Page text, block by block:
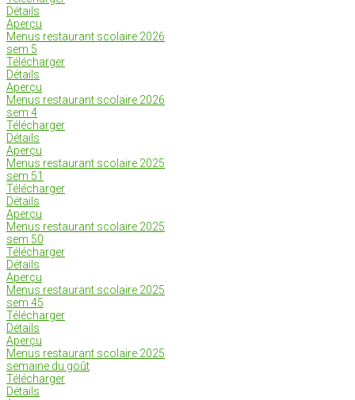
Détails
Aperçu
Menus restaurant scolaire 2026
sem 5
Télécharger
Détails
Aperçu
Menus restaurant scolaire 2026
sem 4
Télécharger
Détails
Aperçu
Menus restaurant scolaire 2025
sem 51
Télécharger
Détails
Aperçu
Menus restaurant scolaire 2025
sem 50
Télécharger
Détails
Aperçu
Menus restaurant scolaire 2025
sem 45
Télécharger
Détails
Aperçu
Menus restaurant scolaire 2025
semaine du goût
Télécharger
Détails